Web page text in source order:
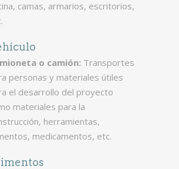
camas, armarios, escritorios,
o camión: Transportes
personas y materiales útiles
el desarrollo del proyecto
materiales para la
herramientas,
medicamentos, etc.